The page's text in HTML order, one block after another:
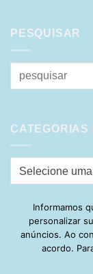
PESQUISAR
Pesquisar
por:
CATEGORIAS
Selecione
HOME
TROCA E
Informamos
personalizar
anúncios. Ao
acordo.